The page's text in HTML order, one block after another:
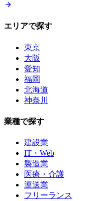
エリアで探す
東京
大阪
愛知
福岡
北海道
神奈川
業種で探す
建設業
IT・Web
製造業
医療・介護
運送業
フリーランス